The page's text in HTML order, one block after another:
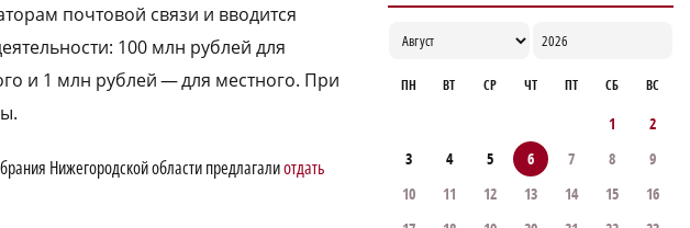
почтовой связи и вводится
100 млн рублей для
и 1 млн рублей — для местного. При
Нижегородской области предлагалиотдать
ПН ВТ СР ЧТ ПТ СБ ВС
1
2
3
4 5 6 7 8
9
10
11 12 13 14 15
16